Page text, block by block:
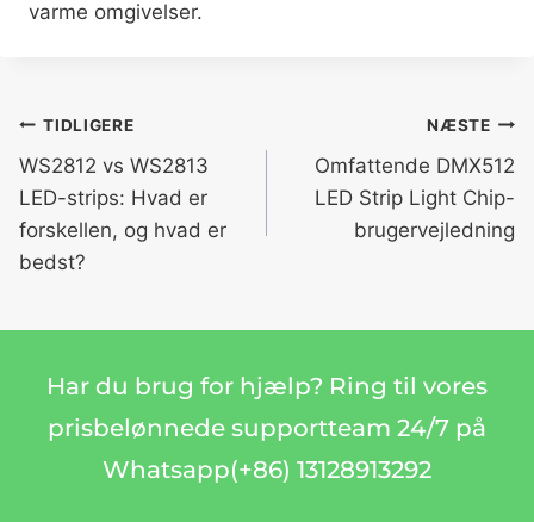
varme omgivelser.
TIDLIGERE
WS2812 vs WS2813
LED-strips: Hvad er
forskellen, og hvad er
bedst?
NÆSTE
Omfattende DMX512
LED Strip Light Chip-
brugervejledning
Har du brug for hjælp? Ring til vores
prisbelønnede supportteam 24/7 på
Whatsapp(+86) 13128913292